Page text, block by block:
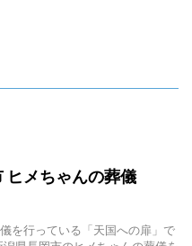
ヒメちゃんの葬儀
を行っている「天国への扉」で